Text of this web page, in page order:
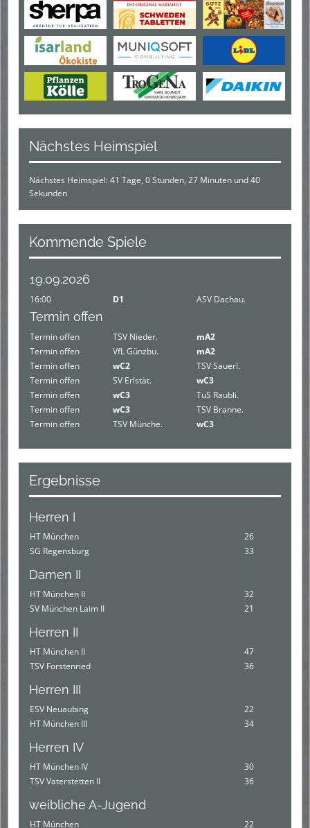
Nächstes Heimspiel
Nächstes Heimspiel: 41 Tage, 0 Stunden, 27 Minuten und 40
Sekunden
Kommende Spiele
19.09.2026
16:00 D1 ASV Dachau.
Termin offen
Termin offen TSV Nieder.
mA2
Termin offen
VfL Günzbu.
mA2
Termin offen
wC2
TSV Sauerl.
Termin offen
SV Erlstät.
wC3
Termin offen
wC3
TuS Raubli.
Termin offen
wC3
TSV Branne.
Termin offen
TSV Münche. wC3
Ergebnisse
Herren I
HT München
26
SG Regensburg
33
Damen II
HT München II
32
SV München Laim II
21
Herren II
HT München II
47
TSV Forstenried
36
Herren III
ESV Neuaubing
22
HT München III
34
Herren IV
HT München IV
30
TSV Vaterstetten II
36
weibliche A-Jugend
HT München 22